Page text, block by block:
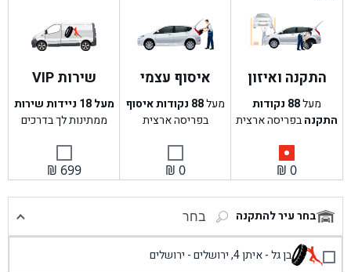
התקנה ואיזון
מעל88 נקודות
התקנהבפריסה ארצית
₪ 0
איסוף עצמי
מעל88 נקודות איסוף
בפריסה ארצית
₪ 0
שירות VIP
מעל 18 ניידות שירות
ממתינות לך בדרכים
₪ 699
בחר עיר להתקנה בחר
בן גל - איתן 4, ירושלים - ירושלים